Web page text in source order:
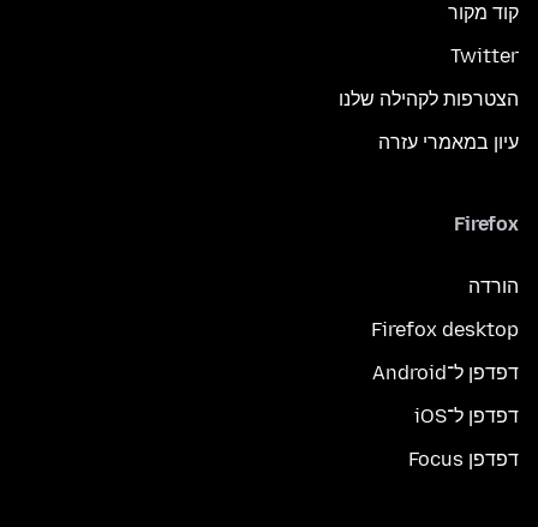
קוד מקור
Twitter
הצטרפות לקהילה שלנו
עיון במאמרי עזרה
Firefox
הורדה
Firefox desktop
דפדפן ל־Android
דפדפן ל־iOS
דפדפן Focus